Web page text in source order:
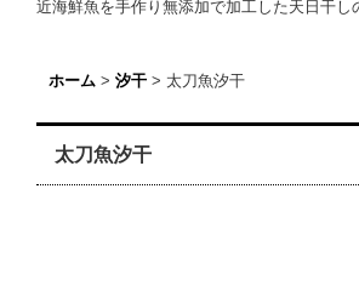
近海鮮魚を手作り無添加で加工した天日干し
ホーム > 汐干 > 太刀魚汐干
太刀魚汐干